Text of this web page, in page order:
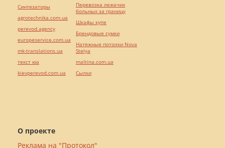
О проекте
Реклама на "Протокол"
Синтезаторы
agrotechnika.com.ua
perevod.agency
europeservice.com.ua
mk-translations.ua
текст юа
kievperevod.com.ua
Перевозка лежачих
больных за границу
Шкафы купе
Брендовые сумки
Натяжные потолки Nova
Stelya
maltina.com.ua
Cылки